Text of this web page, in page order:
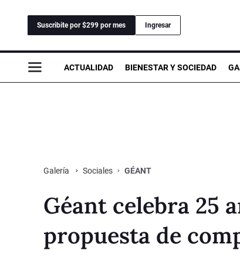
Suscribite por $299 por mes Ingresar
ACTUALIDAD BIENESTAR Y SOCIEDAD
Galería Sociales GÉANT
Géant celebra 25
propuesta de